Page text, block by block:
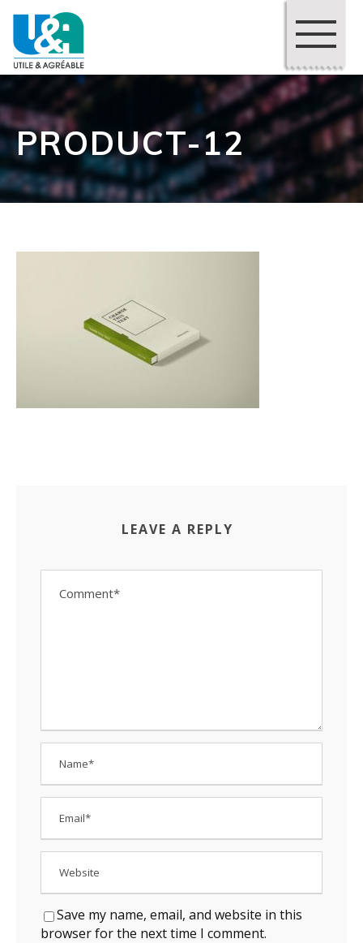
PRODUCT-12
LEAVE A REPLY
Save my name, email, and website in this
browser for the next time I comment.